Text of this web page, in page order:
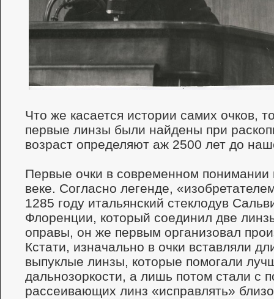
Что же касается истории самих очков,
первые линзы были найдены при
возраст определяют аж 2500 лет до
Первые очки в современном понимании
веке. Согласно легенде,
1285 году итальянский стеклодув
Флоренции, который соединил две
оправы, он же первым организовал
Кстати, изначально в очки вставляли
выпуклые линзы, которые помогали
дальнозоркости, а лишь потом стали с
рассеивающих линз «исправлять»